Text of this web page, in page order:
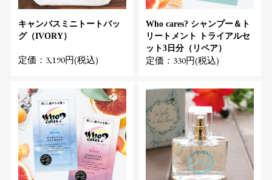
キャンバスミニトートバッ
グ（IVORY）
定価：3,190円(税込)
Who cares? シャンプー＆ト
リートメント トライアルセ
ット3日分（リペア）
定価：330円(税込)